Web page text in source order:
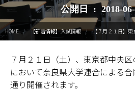
卒業生・修了生の方、現
自治体・企業の方へ
一般・地域の方へ
教職員の方へ
公開日 : 2018-06-
HOME 【新着情報】入試情報 【７月２１日】東
７月２１日（土）、東京都中央区
において奈良県大学連合による
通り開催されます。